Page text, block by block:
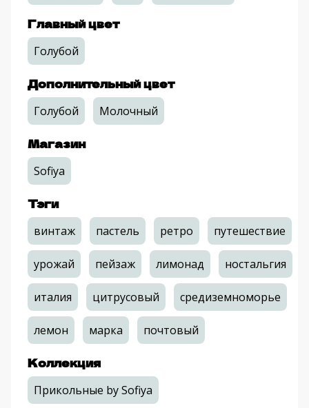
Главный цвет
Голубой
Дополнительный цвет
Голубой Молочный
Магазин
Sofiya
Тэги
винтаж пастель ретро путешествие
урожай пейзаж лимонад ностальгия
италия цитрусовый средиземноморье
лемон марка почтовый
Коллекция
Прикольные by Sofiya